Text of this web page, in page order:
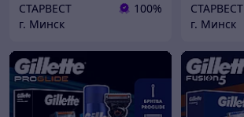
СТАРВЕСТ
100%
г. Минск
СТАРВЕСТ
г. Минск